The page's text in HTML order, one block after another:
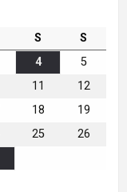
S
S
4
5
11
12
18
19
25
26